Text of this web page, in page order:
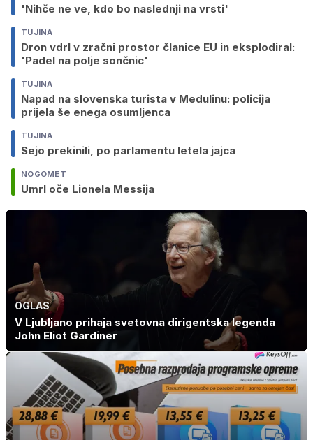
'Nihče ne ve, kdo bo naslednji na vrsti'
TUJINA
Dron vdrl v zračni prostor članice EU in eksplodiral:
'Padel na polje sončnic'
TUJINA
Napad na slovenska turista v Medulinu: policija
prijela še enega osumljenca
TUJINA
Sejo prekinili, po parlamentu letela jajca
NOGOMET
Umrl oče Lionela Messija
OGLAS
V Ljubljano prihaja svetovna dirigentska legenda
John Eliot Gardiner